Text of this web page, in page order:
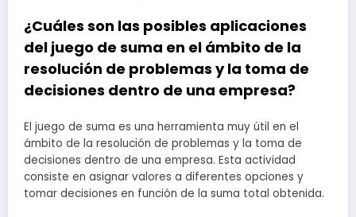
¿Cuáles son las posibles aplicaciones
del juego de suma en el ámbito de la
resolución de problemas y la toma de
decisiones dentro de una empresa?
El juego de suma es una herramienta muy útil en el
ámbito de la resolución de problemas y la toma de
decisiones dentro de una empresa. Esta actividad
consiste en asignar valores a diferentes opciones y
tomar decisiones en función de la suma total obtenida.